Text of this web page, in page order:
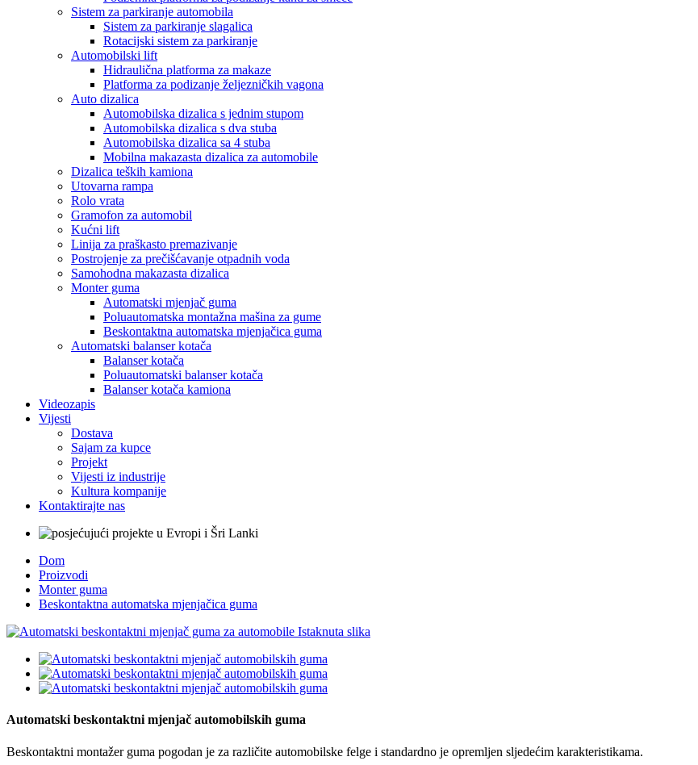
Sistem za parkiranje automobila
Sistem za parkiranje slagalica
Rotacijski sistem za parkiranje
Automobilski lift
Hidraulična platforma za makaze
Platforma za podizanje željezničkih vagona
Auto dizalica
Automobilska dizalica s jednim stupom
Automobilska dizalica s dva stuba
Automobilska dizalica sa 4 stuba
Mobilna makazasta dizalica za automobile
Dizalica teških kamiona
Utovarna rampa
Rolo vrata
Gramofon za automobil
Kućni lift
Linija za praškasto premazivanje
Postrojenje za prečišćavanje otpadnih voda
Samohodna makazasta dizalica
Monter guma
Automatski mjenjač guma
Poluautomatska montažna mašina za gume
Beskontaktna automatska mjenjačica guma
Automatski balanser kotača
Balanser kotača
Poluautomatski balanser kotača
Balanser kotača kamiona
Videozapis
Vijesti
Dostava
Sajam za kupce
Projekt
Vijesti iz industrije
Kultura kompanije
Kontaktirajte nas
Dom
Proizvodi
Monter guma
Beskontaktna automatska mjenjačica guma
Automatski beskontaktni mjenjač automobilskih guma
Beskontaktni montažer guma pogodan je za različite automobilske felge i standardno je opremljen sljedećim karakteristikama.